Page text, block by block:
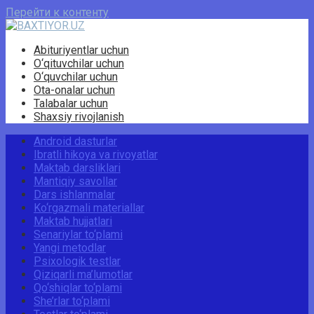
Перейти к контенту
Abituriyentlar uchun
O‘qituvchilar uchun
O‘quvchilar uchun
Ota-onalar uchun
Talabalar uchun
Shaxsiy rivojlanish
Android dasturlar
Ibratli hikoya va rivoyatlar
Maktab darsliklari
Mantiqiy savollar
Dars ishlanmalar
Ko‘rgazmali materiallar
Maktab hujjatlari
Senariylar to‘plami
Yangi metodlar
Psixologik testlar
Qiziqarli ma’lumotlar
Qo‘shiqlar to‘plami
She’rlar to‘plami